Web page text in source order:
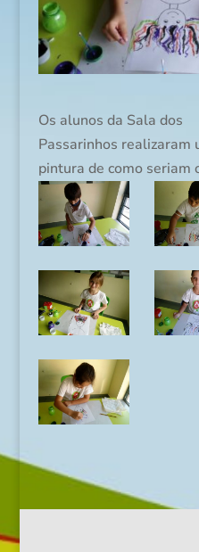
Os alunos da Sala dos
Passarinhos realizaram
pintura de como seriam